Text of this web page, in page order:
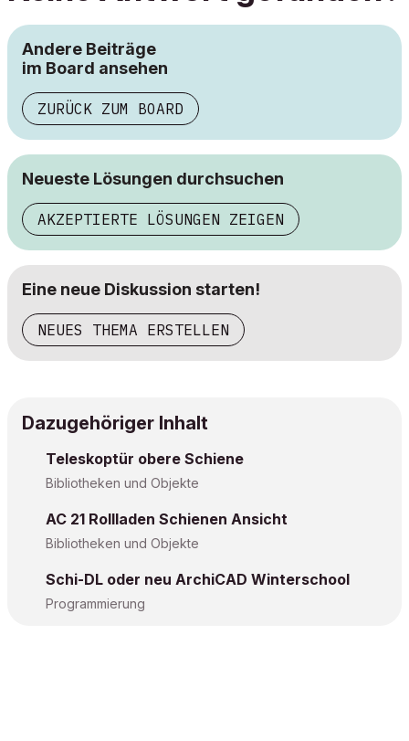
Andere Beiträge
im Board ansehen
ZURÜCK ZUM BOARD
Neueste Lösungen durchsuchen
AKZEPTIERTE LÖSUNGEN ZEIGEN
Eine neue Diskussion starten!
NEUES THEMA ERSTELLEN
Dazugehöriger Inhalt
Teleskoptür obere Schiene
Bibliotheken und Objekte
AC 21 Rollladen Schienen Ansicht
Bibliotheken und Objekte
Schi-DL oder neu ArchiCAD Winterschool
Programmierung